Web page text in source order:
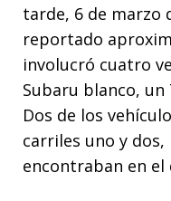
tarde, 6 de marzo
reportado
involucró cuatro
Subaru blanco, un
Dos de los
carriles uno y
encontraban en